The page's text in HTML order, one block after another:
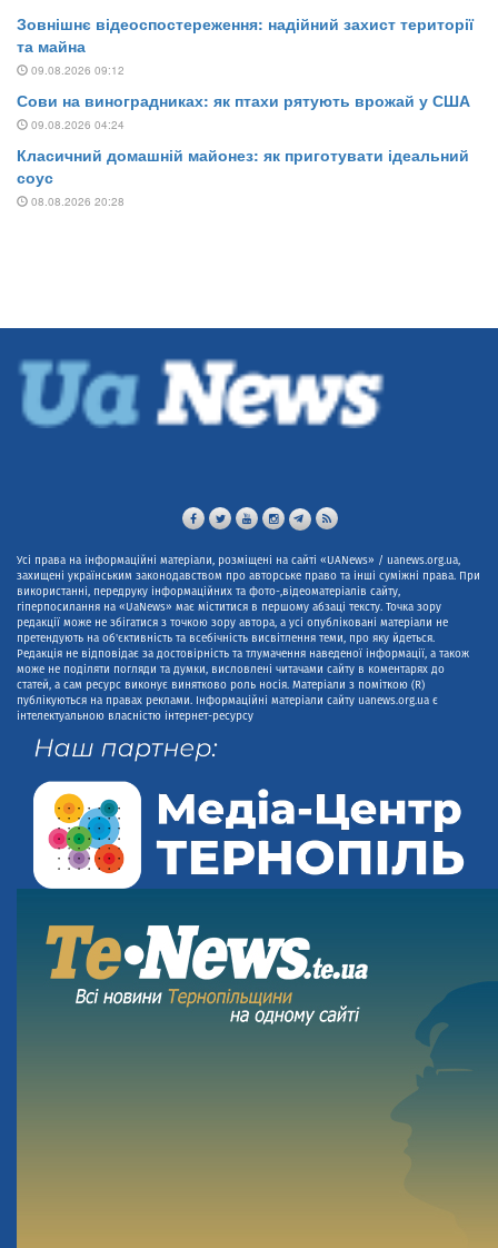
Усі права на інформаційні матеріали, розміщені на сайті «UANews» / uanews.org.ua,
захищені українським законодавством про авторське право та інші суміжні права. При
використанні, передруку інформаційних та фото-,відеоматеріалів сайту,
гіперпосилання на «UaNews» має міститися в першому абзаці тексту. Точка зору
редакції може не збігатися з точкою зору автора, а усі опубліковані матеріали не
претендують на об'єктивність та всебічність висвітлення теми, про яку йдеться.
Редакція не відповідає за достовірність та тлумачення наведеної інформації, а також
може не поділяти погляди та думки, висловлені читачами сайту в коментарях до
статей, а сам ресурс виконує винятково роль носія. Матеріали з поміткою (R)
публікуються на правах реклами. Інформаційні матеріали сайту uanews.org.ua є
інтелектуальною власністю інтернет-ресурсу